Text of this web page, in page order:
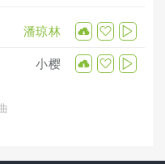
潘琼林
小樱